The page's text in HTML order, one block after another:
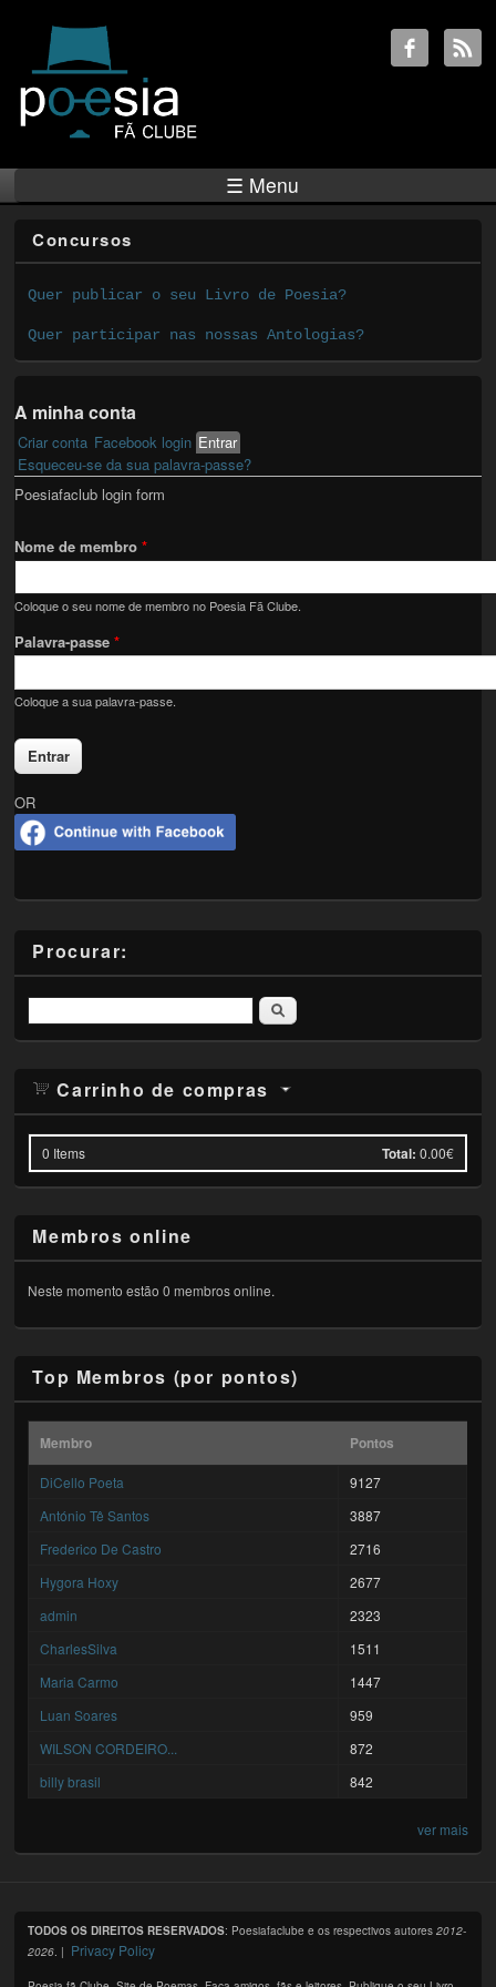
☰ Menu
Concursos
Quer publicar o seu Livro de Poesia?
Quer participar nas nossas Antologias?
A minha conta
Primary tabs
Criar conta Facebook login Entrar(active tab)
Esqueceu-se da sua palavra-passe?
Poesiafaclub login form
Nome de membro*
Coloque o seu nome de membro no Poesia Fã Clube.
Palavra-passe*
Coloque a sua palavra-passe.
OR
Procurar:
Pesquisar
Carrinho de compras
0 Items Total: 0.00€
Membros online
Neste momento estão 0 membros online.
Top Membros (por pontos)
Membro Pontos
DiCello Poeta
9127
António Tê Santos
3887
Frederico De Castro
2716
Hygora Hoxy
2677
admin
2323
CharlesSilva
1511
Maria Carmo
1447
Luan Soares
959
WILSON CORDEIRO...
872
billy brasil
842
ver mais
TODOS OS DIREITOS RESERVADOS: Poesiafaclube e os respectivos autores2012-
2026 . | Privacy Policy